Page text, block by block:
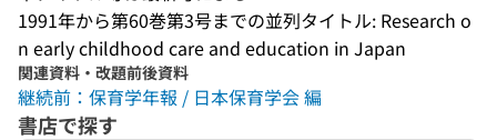
1991年から第60巻第3号までの並列タイトル: Research o
n early childhood care and education in Japan
関連資料・改題前後資料
継続前：保育学年報 / 日本保育学会 編
書店で探す